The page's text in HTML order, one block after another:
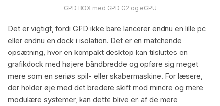
GPD BOX med GPD G2 og eGPU
Det er vigtigt, fordi GPD ikke bare lancerer endnu en lille pc
eller endnu en dock i isolation. Det er en matchende
opsætning, hvor en kompakt desktop kan tilsluttes en
grafikdock med højere båndbredde og opføre sig meget
mere som en seriøs spil- eller skabermaskine. For læsere,
der holder øje med det bredere skift mod mindre og mere
modulære systemer, kan dette blive en af de mere